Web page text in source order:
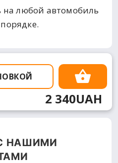
на любой автомобиль
2 340UAH
НАШИМИ